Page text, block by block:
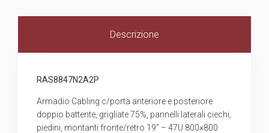
Descrizione
RAS8847N2A2P
Armadio Cabling c/porta anteriore e posteriore
doppio battente, grigliate 75%, pannelli laterali ciechi,
piedini, montanti fronte/retro 19″ – 47U 800×800